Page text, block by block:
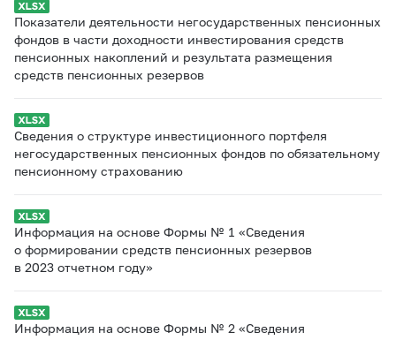
Показатели деятельности негосударственных пенсионных
фондов в части доходности инвестирования средств
пенсионных накоплений и результата размещения
средств пенсионных резервов
Сведения о структуре инвестиционного портфеля
негосударственных пенсионных фондов по обязательному
пенсионному страхованию
Информация на основе Формы № 1 «Сведения
о формировании средств пенсионных резервов
в 2023 отчетном году»
Информация на основе Формы № 2 «Сведения